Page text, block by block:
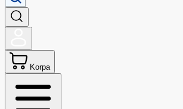
Korpa